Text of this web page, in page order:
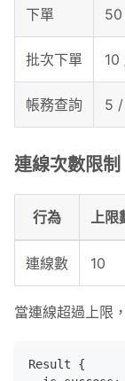
下單
批次下單 10
帳務查詢 5
連線次數限制
行為 上限
連線數 10
當連線超過上限
Result {